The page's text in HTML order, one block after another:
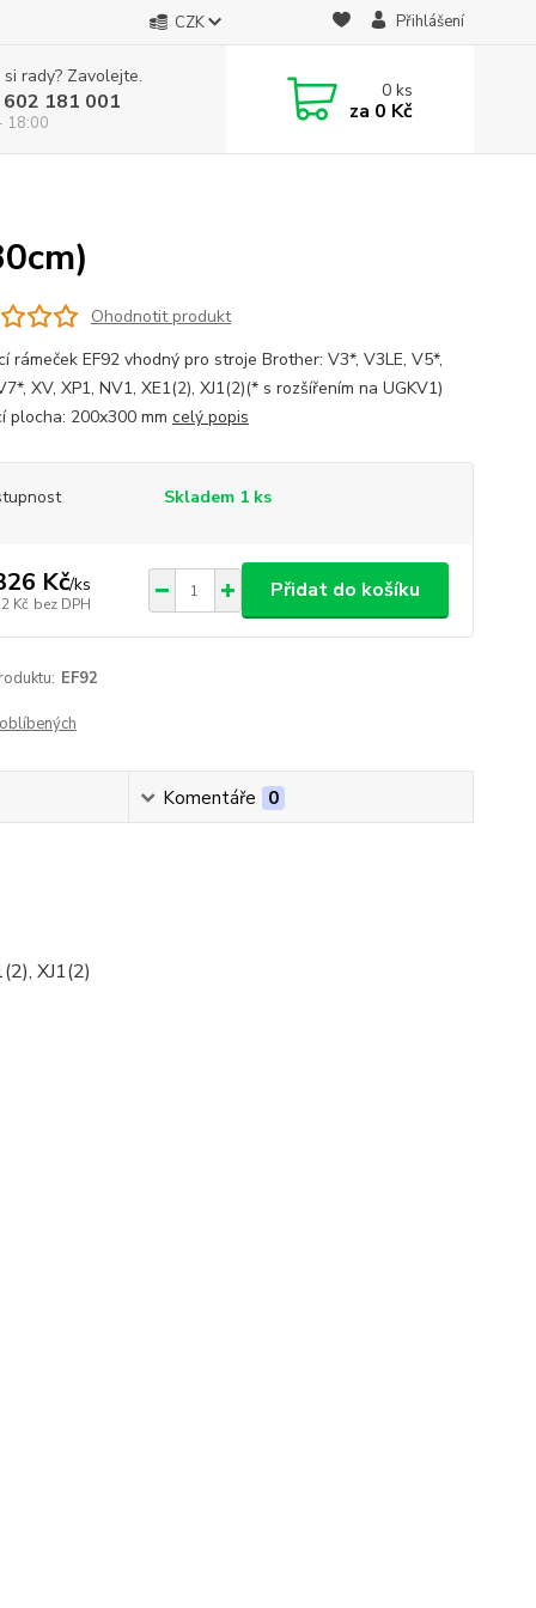
CZK Přihlášení
rady? Zavolejte.
181 001
18:00
0ks
za 0 Kč
Ohodnotit produkt
rámeček EF92 vhodný pro stroje Brother: V3*, V3LE, V5*,
XV, XP1, NV1, XE1(2), XJ1(2)(* s rozšířením na UGKV1)
plocha: 200x300 mm celý popis
Skladem 1 ks
Kč/ks
Kč bez DPH
Přidat do košíku
EF92
Komentáře 0
XJ1(2)